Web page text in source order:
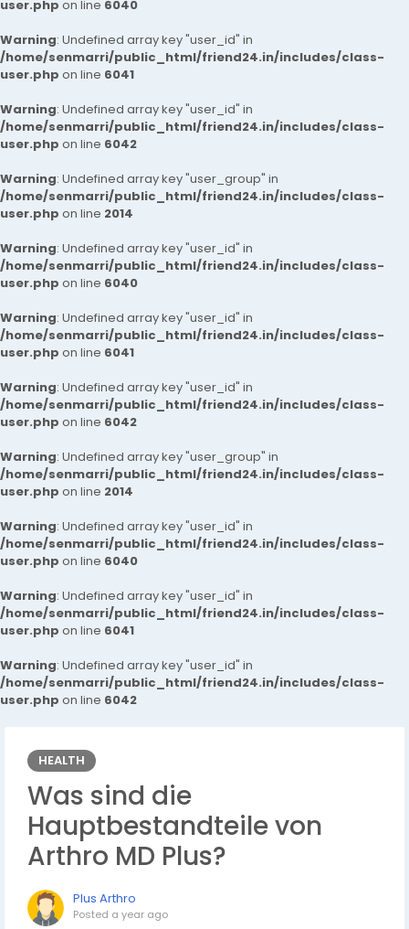
user.php on line 6040
Warning: Undefined array key "user_id" in
/home/senmarri/public_html/friend24.in/includes/class-
user.php on line 6041
Warning: Undefined array key "user_id" in
/home/senmarri/public_html/friend24.in/includes/class-
user.php on line 6042
Warning: Undefined array key "user_group" in
/home/senmarri/public_html/friend24.in/includes/class-
user.php on line 2014
Warning: Undefined array key "user_id" in
/home/senmarri/public_html/friend24.in/includes/class-
user.php on line 6040
Warning: Undefined array key "user_id" in
/home/senmarri/public_html/friend24.in/includes/class-
user.php on line 6041
Warning: Undefined array key "user_id" in
/home/senmarri/public_html/friend24.in/includes/class-
user.php on line 6042
Warning: Undefined array key "user_group" in
/home/senmarri/public_html/friend24.in/includes/class-
user.php on line 2014
Warning: Undefined array key "user_id" in
/home/senmarri/public_html/friend24.in/includes/class-
user.php on line 6040
Warning: Undefined array key "user_id" in
/home/senmarri/public_html/friend24.in/includes/class-
user.php on line 6041
Warning: Undefined array key "user_id" in
/home/senmarri/public_html/friend24.in/includes/class-
user.php on line 6042
HEALTH
Was sind die
Hauptbestandteile von
Arthro MD Plus?
Plus Arthro
Posted a year ago